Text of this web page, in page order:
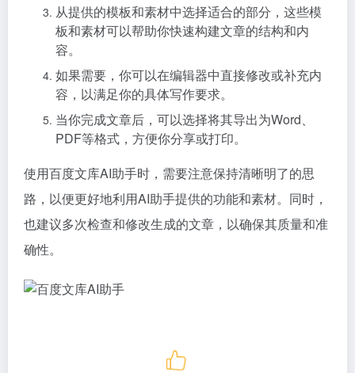
从提供的模板和素材中选择适合的部分，这些模
板和素材可以帮助你快速构建文章的结构和内
容。
如果需要，你可以在编辑器中直接修改或补充内
容，以满足你的具体写作要求。
当你完成文章后，可以选择将其导出为Word、
PDF等格式，方便你分享或打印。
使用百度文库AI助手时，需要注意保持清晰明了的思
路，以便更好地利用AI助手提供的功能和素材。同时，
也建议多次检查和修改生成的文章，以确保其质量和准
确性。